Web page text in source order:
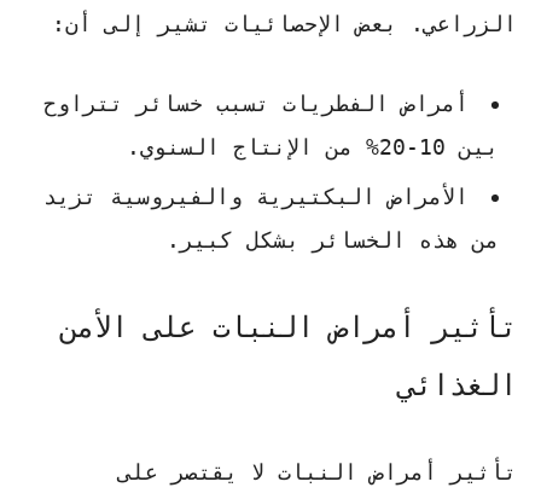
الزراعي. بعض الإحصائيات تشير إلى أن:
أمراض الفطريات تسبب خسائر تتراوح
بين 10-20% من الإنتاج السنوي.
الأمراض البكتيرية والفيروسية تزيد
من هذه الخسائر بشكل كبير.
تأثير أمراض النبات على الأمن
الغذائي
تأثير أمراض النبات لا يقتصر على